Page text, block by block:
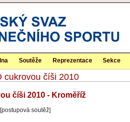
Soutěže Reprezentace Sekce
cukrovou číši 2010
číši 2010 - Kroměříž
soutěž]